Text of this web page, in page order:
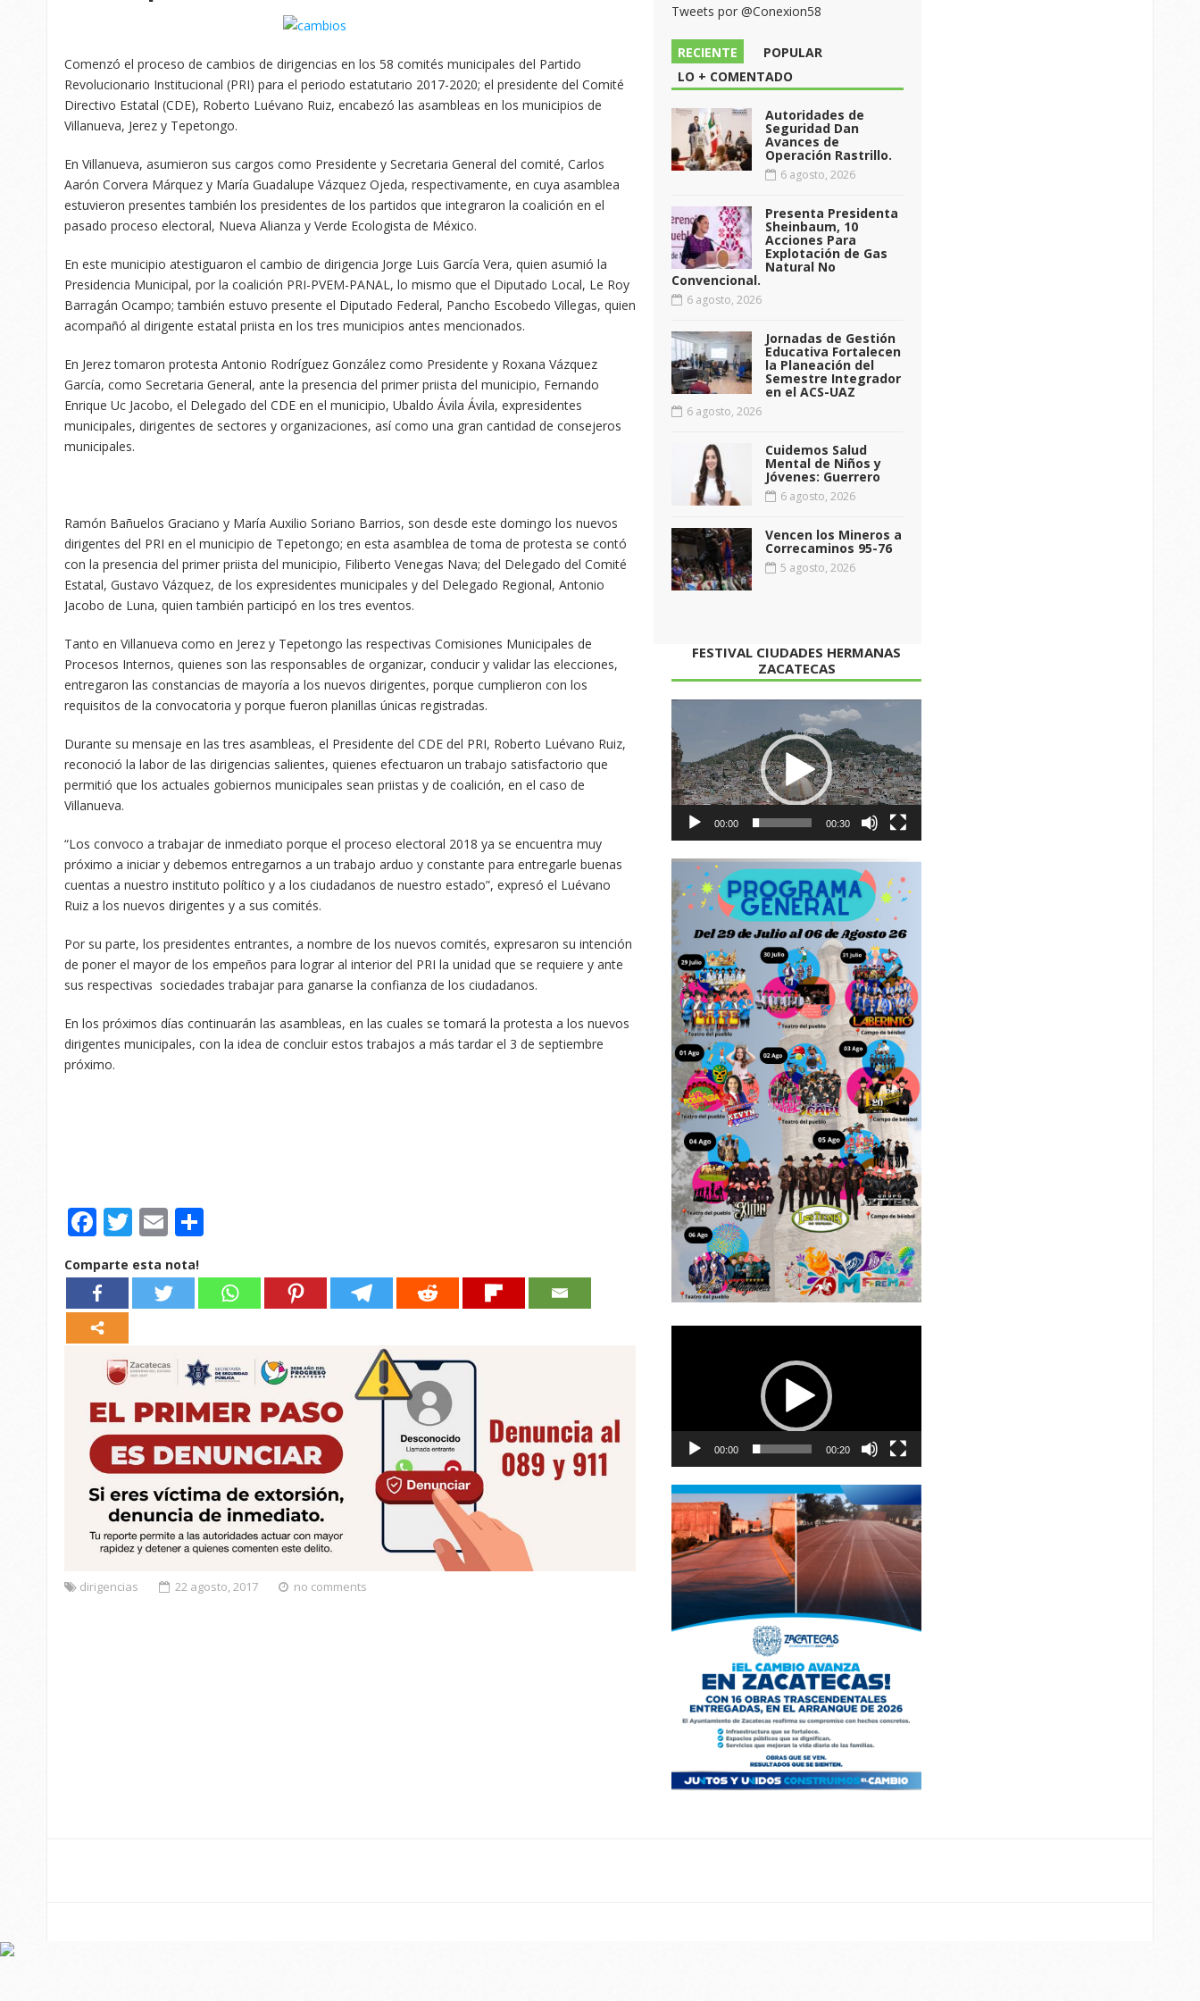
Comenzó el proceso de cambios de dirigencias en los 58 comités municipales del Partido
Revolucionario Institucional (PRI) para el periodo estatutario 2017-2020; el presidente del Comité
Directivo Estatal (CDE), Roberto Luévano Ruiz, encabezó las asambleas en los municipios de
Villanueva, Jerez y Tepetongo.
En Villanueva, asumieron sus cargos como Presidente y Secretaria General del comité, Carlos
Aarón Corvera Márquez y María Guadalupe Vázquez Ojeda, respectivamente, en cuya asamblea
estuvieron presentes también los presidentes de los partidos que integraron la coalición en el
pasado proceso electoral, Nueva Alianza y Verde Ecologista de México.
En este municipio atestiguaron el cambio de dirigencia Jorge Luis García Vera, quien asumió la
Presidencia Municipal, por la coalición PRI-PVEM-PANAL, lo mismo que el Diputado Local, Le Roy
Barragán Ocampo; también estuvo presente el Diputado Federal, Pancho Escobedo Villegas, quien
acompañó al dirigente estatal priista en los tres municipios antes mencionados.
En Jerez tomaron protesta Antonio Rodríguez González como Presidente y Roxana Vázquez
García, como Secretaria General, ante la presencia del primer priista del municipio, Fernando
Enrique Uc Jacobo, el Delegado del CDE en el municipio, Ubaldo Ávila Ávila, expresidentes
municipales, dirigentes de sectores y organizaciones, así como una gran cantidad de consejeros
municipales.
Ramón Bañuelos Graciano y María Auxilio Soriano Barrios, son desde este domingo los nuevos
dirigentes del PRI en el municipio de Tepetongo; en esta asamblea de toma de protesta se contó
con la presencia del primer priista del municipio, Filiberto Venegas Nava; del Delegado del Comité
Estatal, Gustavo Vázquez, de los expresidentes municipales y del Delegado Regional, Antonio
Jacobo de Luna, quien también participó en los tres eventos.
Tanto en Villanueva como en Jerez y Tepetongo las respectivas Comisiones Municipales de
Procesos Internos, quienes son las responsables de organizar, conducir y validar las elecciones,
entregaron las constancias de mayoría a los nuevos dirigentes, porque cumplieron con los
requisitos de la convocatoria y porque fueron planillas únicas registradas.
Durante su mensaje en las tres asambleas, el Presidente del CDE del PRI, Roberto Luévano Ruiz,
reconoció la labor de las dirigencias salientes, quienes efectuaron un trabajo satisfactorio que
permitió que los actuales gobiernos municipales sean priistas y de coalición, en el caso de
Villanueva.
“Los convoco a trabajar de inmediato porque el proceso electoral 2018 ya se encuentra muy
próximo a iniciar y debemos entregarnos a un trabajo arduo y constante para entregarle buenas
cuentas a nuestro instituto político y a los ciudadanos de nuestro estado”, expresó el Luévano
Ruiz a los nuevos dirigentes y a sus comités.
Por su parte, los presidentes entrantes, a nombre de los nuevos comités, expresaron su intención
de poner el mayor de los empeños para lograr al interior del PRI la unidad que se requiere y ante
sus respectivas sociedades trabajar para ganarse la confianza de los ciudadanos.
En los próximos días continuarán las asambleas, en las cuales se tomará la protesta a los nuevos
dirigentes municipales, con la idea de concluir estos trabajos a más tardar el 3 de septiembre
próximo.
Facebook
Twitter
Email
Comparte esta nota!
dirigencias 22 agosto, 2017 no comments
Tweets por @Conexion58
RECIENTE
POPULAR
LO + COMENTADO
Autoridades de
Seguridad Dan
Avances de
Operación Rastrillo.
6 agosto, 2026
Presenta Presidenta
Sheinbaum, 10
Acciones Para
Explotación de Gas
Natural No
Convencional.
6 agosto, 2026
Jornadas de Gestión
Educativa Fortalecen
la Planeación del
Semestre Integrador
en el ACS-UAZ
6 agosto, 2026
Cuidemos Salud
Mental de Niños y
Jóvenes: Guerrero
6 agosto, 2026
Vencen los Mineros a
Correcaminos 95-76
5 agosto, 2026
FESTIVAL CIUDADES HERMANAS
ZACATECAS
de
vídeo
00:00 00:30
00:00 00:20